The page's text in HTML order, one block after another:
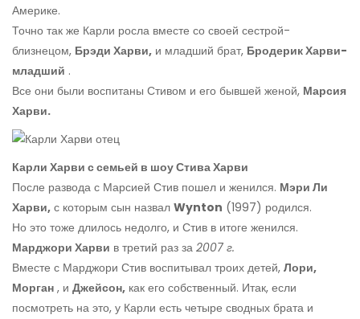
Америке.
Точно так же Карли росла вместе со своей сестрой-
близнецом, Брэди Харви, и младший брат, Бродерик Харви-
младший .
Все они были воспитаны Стивом и его бывшей женой, Марсия
Харви.
Карли Харви с семьей в шоу Стива Харви
После развода с Марсией Стив пошел и женился. Мэри Ли
Харви, с которым сын назвал Wynton (1997) родился.
Но это тоже длилось недолго, и Стив в итоге женился.
Марджори Харви в третий раз за 2007 г.
Вместе с Марджори Стив воспитывал троих детей, Лори,
Морган , и Джейсон, как его собственный. Итак, если
посмотреть на это, у Карли есть четыре сводных брата и